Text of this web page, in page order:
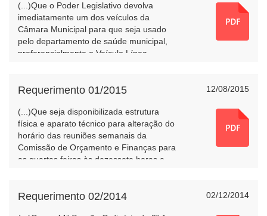
Município; -Quais medidas já foram
tomadas a fim de regularizar a situação; -
Delimite uma data a partir da qual os
repasses passarão a estar legalmente
regulares.(...)
(...)Que o Poder Legislativo devolva
imediatamente um dos veículos da
Câmara Municipal para que seja usado
pelo departamento de saúde municipal,
preferencialmente o Veículo Línea
maior capacidade para viagens de longa
12/08/2015
Requerimento 01/2015
(...)Que seja disponibilizada estrutura
física e aparato técnico para alteração do
horário das reuniões semanais da
Comissão de Orçamento e Finanças para
as quartas feiras às dezessete horas e
02/12/2014
Requerimento 02/2014